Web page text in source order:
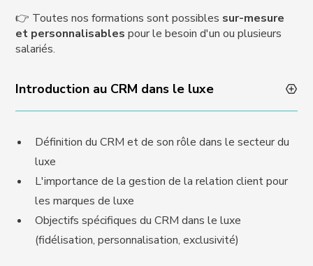
👉 Toutes nos formations sont possibles sur-mesure
et personnalisables pour le besoin d'un ou plusieurs
salariés.
Introduction au CRM dans le luxe
Définition du CRM et de son rôle dans le secteur du
luxe
L'importance de la gestion de la relation client pour
les marques de luxe
Objectifs spécifiques du CRM dans le luxe
(fidélisation, personnalisation, exclusivité)